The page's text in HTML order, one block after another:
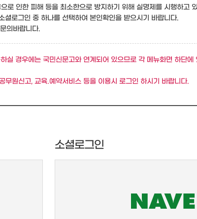
로 인한 피해 등을 최소한으로 방지하기 위해 실명제를 시행하고
로그인 중 하나를 선택하여 본인확인을 받으시기 바랍니다.
의바랍니다.
실 경우에는 국민신문고와 연계되어 있으므로 각 메뉴화면 하단에
무원신고, 교육.예약서비스 등을 이용시 로그인 하시기 바랍니다.
소셜로그인